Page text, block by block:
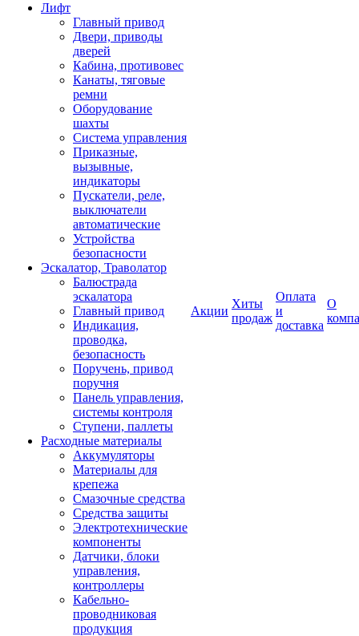
Лифт
Главный привод
Двери, приводы
дверей
Кабина, противовес
Канаты, тяговые
ремни
Оборудование
шахты
Система управления
Приказные,
вызывные,
индикаторы
Пускатели, реле,
выключатели
автоматические
Устройства
безопасности
Эскалатор, Траволатор
Балюстрада
эскалатора
Главный привод
Индикация,
проводка,
безопасность
Поручень, привод
поручня
Панель управления,
системы контроля
Ступени, паллеты
Расходные материалы
Аккумуляторы
Материалы для
крепежа
Смазочные средства
Средства защиты
Электротехнические
компоненты
Датчики, блоки
управления,
контроллеры
Кабельно-
проводниковая
продукция
Акции
Хиты
продаж
Оплата
и
доставка
О